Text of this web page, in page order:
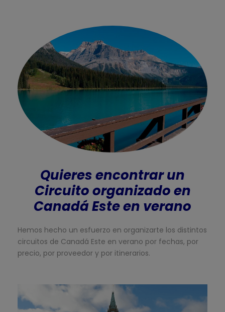
Quieres encontrar un
Circuito organizado en
Canadá Este en verano
Hemos hecho un esfuerzo en organizarte los distintos
circuitos de Canadá Este en verano por fechas, por
precio, por proveedor y por itinerarios.